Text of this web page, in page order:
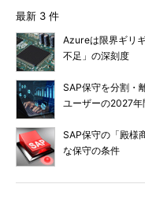
最新 3 件
Azureは限界ギリ
不足」の深刻度
SAP保守を分割・
ユーザーの2027年
SAP保守の「殿様
な保守の条件